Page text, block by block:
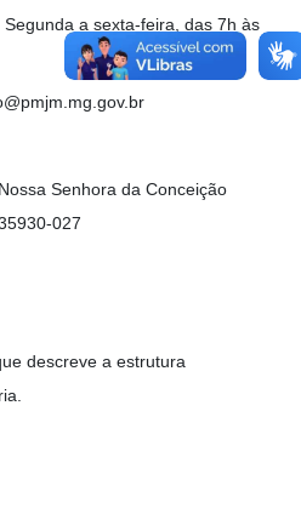
Segunda a sexta-feira, das 7h às
Senhora da Conceição
027
descreve a estrutura